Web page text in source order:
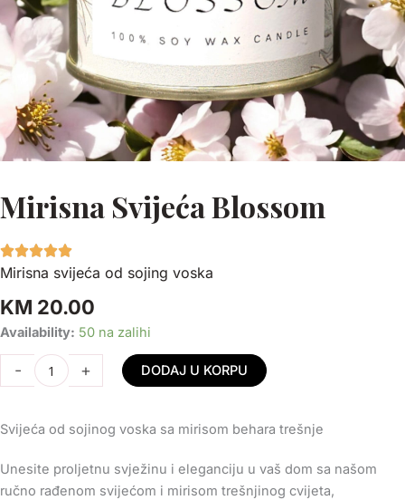
Mirisna Svijeća Blossom
Mirisna svijeća od sojing voska
KM 20.00
Availability: 50 na zalihi
-
Mirisna
Svijeća
Blossom
+ DODAJ U KORPU
Svijeća od sojinog voska sa mirisom behara trešnje
Unesite proljetnu svježinu i eleganciju u vaš dom sa našom
ručno rađenom svijećom i mirisom trešnjinog cvijeta,